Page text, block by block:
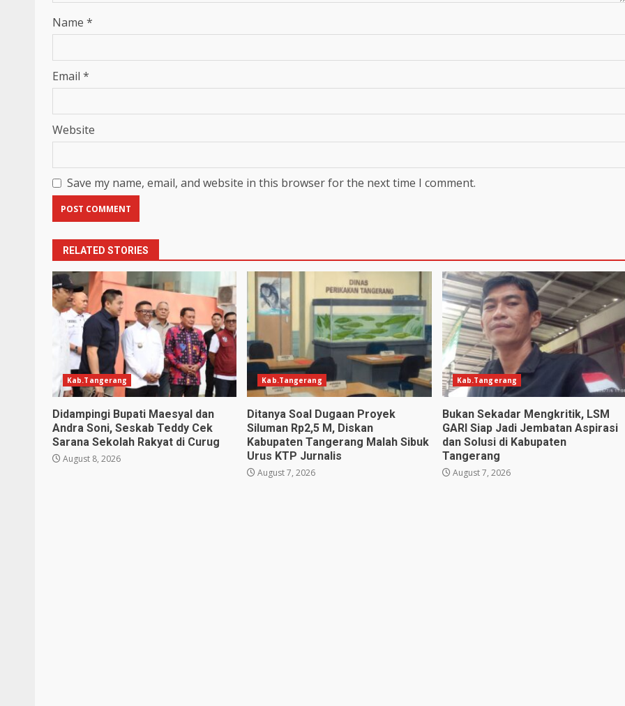
Name *
Email *
Website
Save my name, email, and website in this browser for the next time I comment.
RELATED STORIES
Kab.Tangerang
Didampingi Bupati Maesyal dan
Andra Soni, Seskab Teddy Cek
Sarana Sekolah Rakyat di Curug
August 8, 2026
Kab.Tangerang
Ditanya Soal Dugaan Proyek
Siluman Rp2,5 M, Diskan
Kabupaten Tangerang Malah Sibuk
Urus KTP Jurnalis
August 7, 2026
Kab.Tangerang
Bukan Sekadar Mengkritik, LSM
GARI Siap Jadi Jembatan Aspirasi
dan Solusi di Kabupaten
Tangerang
August 7, 2026